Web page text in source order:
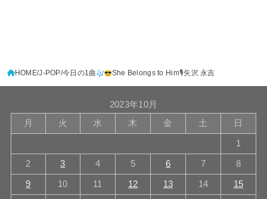
HOME J-POP 今日の1曲 She Belongs to Him🎙矢沢 永吉
2023年10月
月
火 水 木 金 土 日
1
2 3 4 5 6 7 8
9 10 11 12 13 14 15